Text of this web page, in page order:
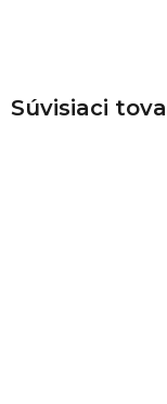
Súvisiaci